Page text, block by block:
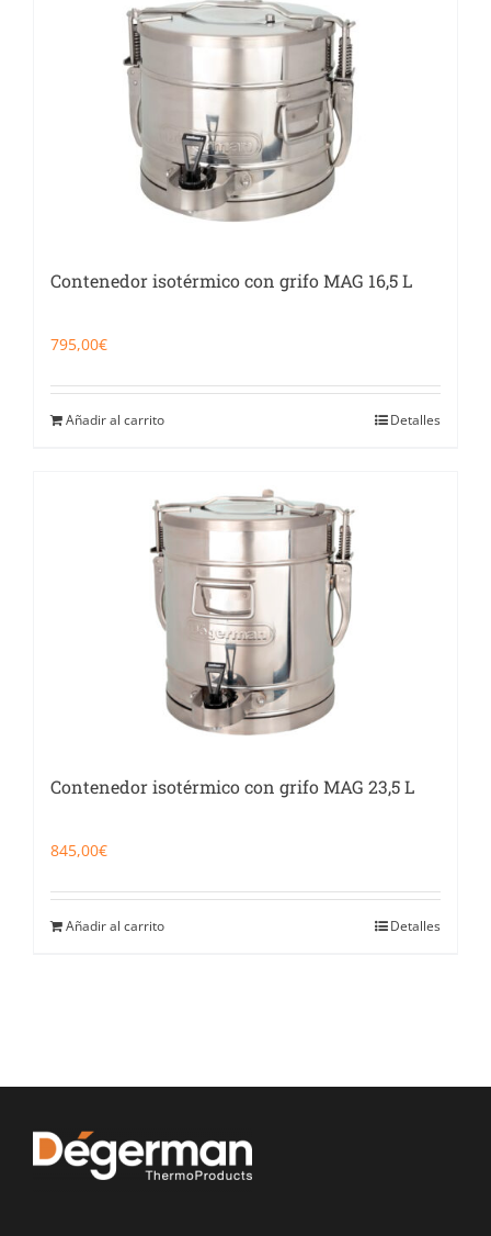
Food Service y Vending
Contenedor isotérmico con grifo MAG 16,5 L
795,00€
Añadir al carrito Detalles
Contenedor isotérmico con grifo MAG 23,5 L
845,00€
Añadir al carrito Detalles